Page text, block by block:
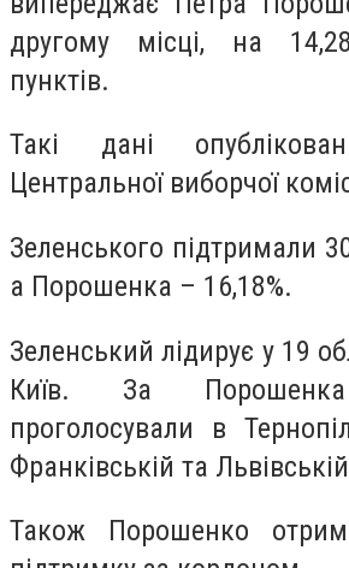
другому місці, на
пунктів.
Такі дані
Центральної виборчої
Зеленського підтримали
а Порошенка – 16,18%.
Зеленський лідирує у 19
Київ. За
проголосували в
Франківській та
Також Порошенко